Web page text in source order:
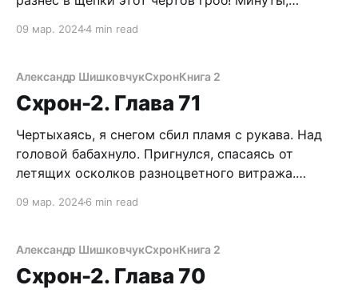
превращались в темную безмолвную вечность. А
закопали, насыпав сверху пару метров земли? Да
09 мар. 20244 min read
Александр ШишковчукСхронКнига 2
Схрон-2. Глава 71
Чертыхаясь, я снегом сбил пламя с рукава. Над
головой бабахнуло. Пригнулся, спасаясь от
летящих осколков разноцветного витража.
здания люди. Обернулся. В разбитом проеме, как
все? Сквозь безумные крики, стрельбу мой
чуткий слух уловил нарастающий вой сирен.
Снова
09 мар. 20246 min read
Александр ШишковчукСхронКнига 2
Схрон-2. Глава 70